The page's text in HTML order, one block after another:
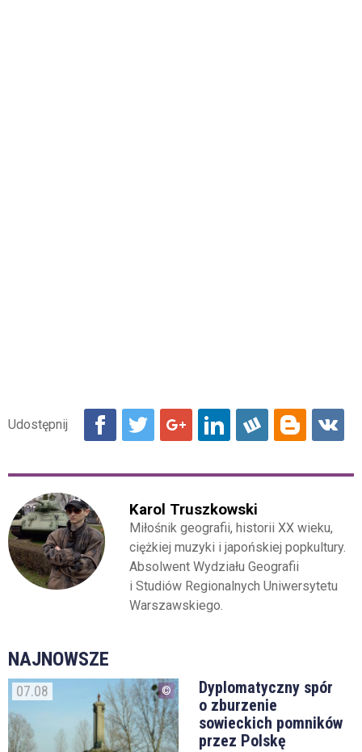
Karol Truszkowski
Miłośnik geografii, historii XX wieku,
ciężkiej muzyki i japońskiej popkultury.
Absolwent Wydziału Geografii
i Studiów Regionalnych Uniwersytetu
Warszawskiego.
NAJNOWSZE
07.08
Dyplomatyczny spór
o zburzenie
sowieckich pomników
przez Polskę